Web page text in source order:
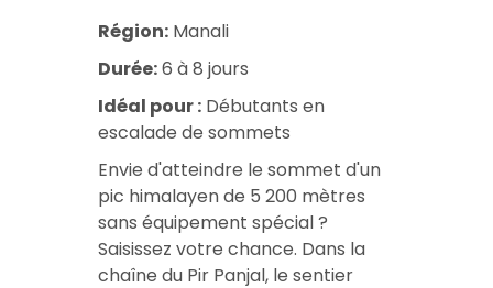
Région: Manali
Durée:6 à 8 jours
Idéal pour : Débutants en
escalade de sommets
Envie d'atteindre le sommet d'un
pic himalayen de 5 200 mètres
sans équipement spécial ?
Saisissez votre chance. Dans la
chaîne du Pir Panjal, le sentier